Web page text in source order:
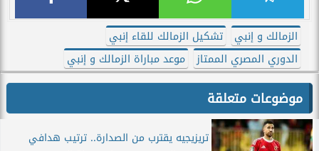
الزمالك و إنبي
تشكيل الزمالك للقاء إنبي
الدوري المصري الممتاز
موعد مباراة الزمالك و إنبي
موضوعات متعلقة
تريزيجيه يقترب من الصدارة.. ترتيب هدافي